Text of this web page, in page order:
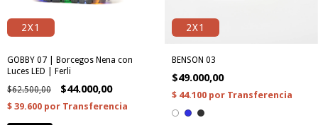
2X1
GOBBY 07 | Borcegos Nena con
Luces LED | Ferli
$62.500,00
$44.000,00
2X1
BENSON 03
$49.000,00